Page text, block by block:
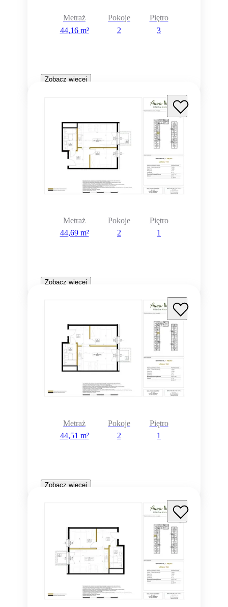
Metraż
44,16 m²
Pokoje
2
Piętro
3
Zobacz więcej
Metraż
44,69 m²
Pokoje
2
Piętro
1
Zobacz więcej
Metraż
44,51 m²
Pokoje
2
Piętro
1
Zobacz więcej